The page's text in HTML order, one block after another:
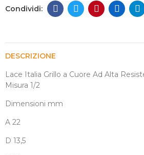
DESCRIZIONE
Lace Italia Grillo a Cuore Ad Alta
Misura 1/2
Dimensioni mm
A 22
D 13,5